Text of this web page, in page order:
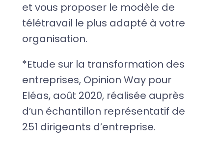
et vous proposer le modèle de
télétravail le plus adapté à votre
organisation.
*Etude sur la transformation des
entreprises, Opinion Way pour
Eléas, août 2020, réalisée auprès
d’un échantillon représentatif de
251 dirigeants d’entreprise.